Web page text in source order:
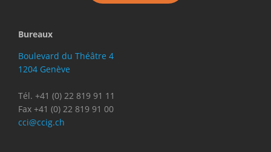
Bureaux
Boulevard du Théâtre 4
1204 Genève
Tél. +41 (0) 22 819 91 11
Fax +41 (0) 22 819 91 00
cci@ccig.ch